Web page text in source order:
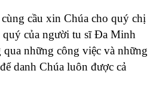
cầu xin Chúa cho quý chị
quý của người tu sĩ Đa Minh
những công việc và những
danh Chúa luôn được cả